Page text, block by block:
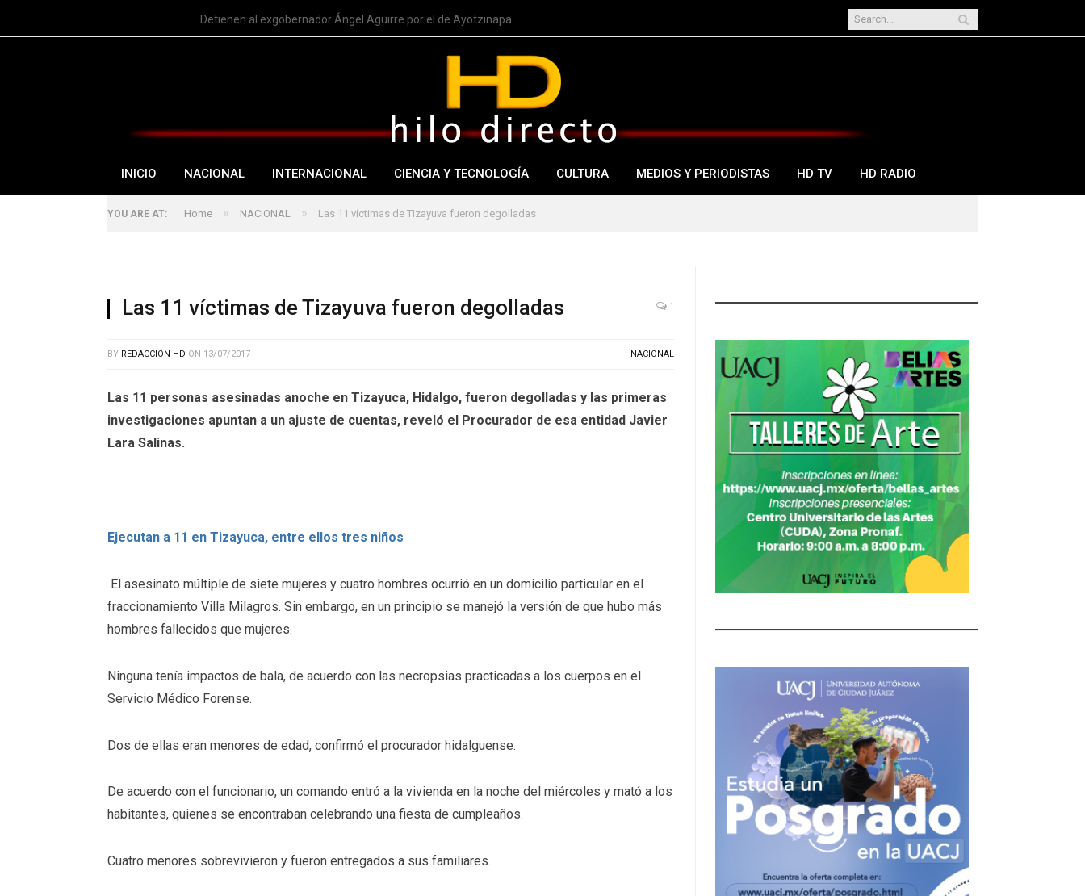
Detienen al exgobernador Ángel Aguirre por el de Ayotzinapa
INICIO NACIONAL INTERNACIONAL CIENCIA Y TECNOLOGÍA CULTURA MEDIOS Y PERIODISTAS HD TV HD RADIO
YOU ARE AT: Home » NACIONAL » Las 11 víctimas de Tizayuva fueron degolladas
Las 11 víctimas de Tizayuva fueron degolladas 1
BY REDACCIÓN HD ON 13/07/2017 NACIONAL
Las 11 personas asesinadas anoche en Tizayuca, Hidalgo, fueron degolladas y las primeras
investigaciones apuntan a un ajuste de cuentas, reveló el Procurador de esa entidad Javier
Lara Salinas.
Ejecutan a 11 en Tizayuca, entre ellos tres niños
El asesinato múltiple de siete mujeres y cuatro hombres ocurrió en un domicilio particular en el
fraccionamiento Villa Milagros. Sin embargo, en un principio se manejó la versión de que hubo más
hombres fallecidos que mujeres.
Ninguna tenía impactos de bala, de acuerdo con las necropsias practicadas a los cuerpos en el
Servicio Médico Forense.
Dos de ellas eran menores de edad, confirmó el procurador hidalguense.
De acuerdo con el funcionario, un comando entró a la vivienda en la noche del miércoles y mató a los
habitantes, quienes se encontraban celebrando una fiesta de cumpleaños.
Cuatro menores sobrevivieron y fueron entregados a sus familiares.